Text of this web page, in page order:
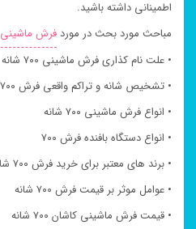
اطمینانی داشته باشید.
مباحث مورد بحث در موردفرش ماشینی ۷۰۰ شانه
• علت نام کذاری فرش ماشینی ۷۰۰ شانه
• تشخیص شانه و تراکم واقعی فرش ۷۰۰
• انواع فرش ماشینی ۷۰۰ شانه
• انواع دستگاه بافنده فرش ۷۰۰
• برند های معتبر برای خرید فرش ۷۰۰ شانه
• عوامل موثر بر قیمت فرش ۷۰۰ شانه
• قیمت فرش ماشینی کاشان ۷۰۰ شانه